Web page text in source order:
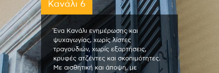
Κανάλι 6
Ένα Κανάλι ενημέρωσης και
ψυχαγωγίας, χωρίς λίστες
τραγουδιών, χωρίς εξαρτήσεις,
κρυφές ατζέντες και σκοπιμότητες.
Με αισθητική και άποψη, με